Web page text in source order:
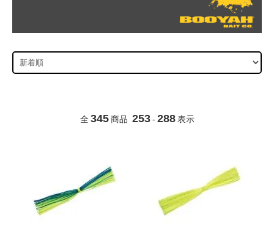
全 345 商品 253 - 288 表示